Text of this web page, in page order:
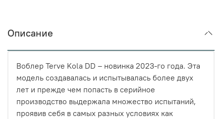
Описание
Воблер Terve Kola DD – новинка 2023-го года. Эта
модель создавалась и испытывалась более двух
лет и прежде чем попасть в серийное
производство выдержала множество испытаний,
проявив себя в самых разных условиях как